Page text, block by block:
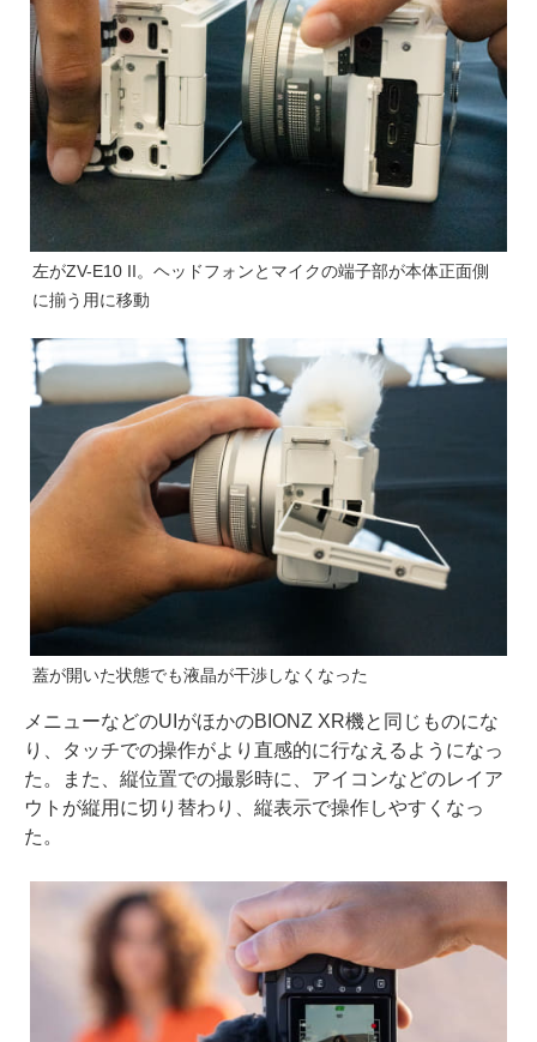
左がZV-E10 II。ヘッドフォンとマイクの端子部が本体正面側
に揃う用に移動
蓋が開いた状態でも液晶が干渉しなくなった
メニューなどのUIがほかのBIONZ XR機と同じものにな
り、タッチでの操作がより直感的に行なえるようになっ
た。また、縦位置での撮影時に、アイコンなどのレイア
ウトが縦用に切り替わり、縦表示で操作しやすくなっ
た。